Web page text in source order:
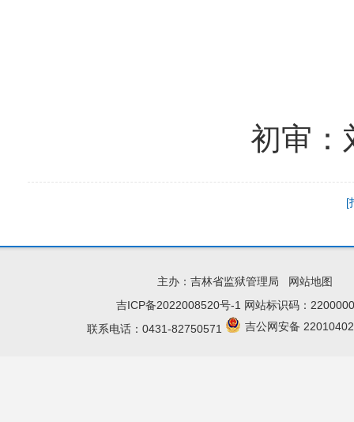
初审
[
主办：吉林省监狱管理局
网站地图
吉ICP备2022008520号-1 网站标识码：
联系电话：0431-82750571
吉公网安备